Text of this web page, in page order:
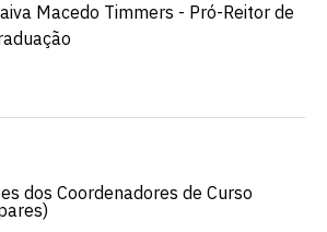
Macedo Timmers - Pró-Reitor de
dos Coordenadores de Curso